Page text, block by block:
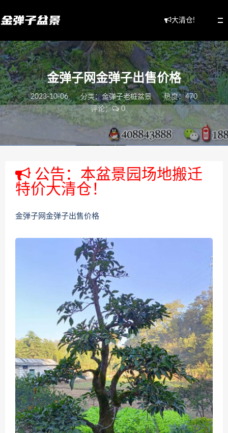
大清仓!
金弹子网金弹子出售价格
2023-10-06 分类：金弹子老桩盆景
热度：470
评论：
0
公告：本盆景园场地搬迁
特价大清仓！
金弹子网金弹子出售价格